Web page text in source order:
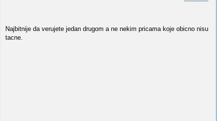
Najbitnije da verujete jedan drugom a ne nekim pricama koje obicno nisu
tacne.